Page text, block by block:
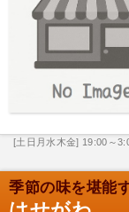
[土日月水木金] 19:00～
季節の味を堪能